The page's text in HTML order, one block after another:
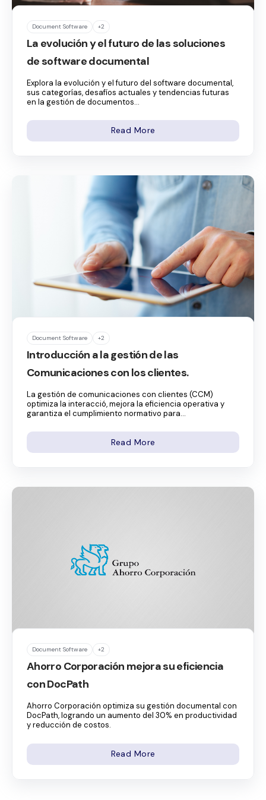
Document Software +2
La evolución y el futuro de las soluciones
de software documental
Explora la evolución y el futuro del software documental,
sus categorías, desafíos actuales y tendencias futuras
en la gestión de documentos...
Read More
Document Software +2
Introducción a la gestión de las
Comunicaciones con los clientes.
La gestión de comunicaciones con clientes (CCM)
optimiza la interacció, mejora la eficiencia operativa y
garantiza el cumplimiento normativo para...
Read More
Document Software +2
Ahorro Corporación mejora su eficiencia
con DocPath
Ahorro Corporación optimiza su gestión documental con
DocPath, logrando un aumento del 30% en productividad
y reducción de costos.
Read More